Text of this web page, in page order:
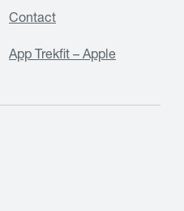
Contact
App Trekfit – Apple